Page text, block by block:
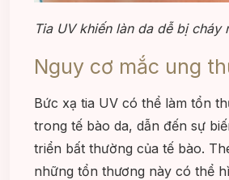
Tia UV khiến làn da dễ bị cháy
Nguy cơ mắc ung
Bức xạ tia UV có thể làm tổn
trong tế bào da, dẫn đến sự
triển bất thường của tế bào.
những tổn thương này có thể